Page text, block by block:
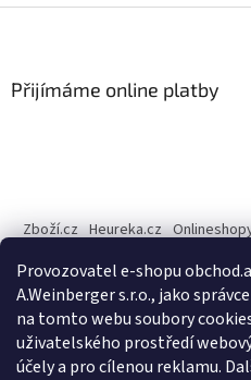
Provozovatel e-shopu
A.Weinberger s.r.o., jako
na tomto webu soubory
uživatelského prostředí
účely a pro cílenou reklamu.
Přijímáme online platby
Zboží.cz Heureka.cz
Internetové obchody online,